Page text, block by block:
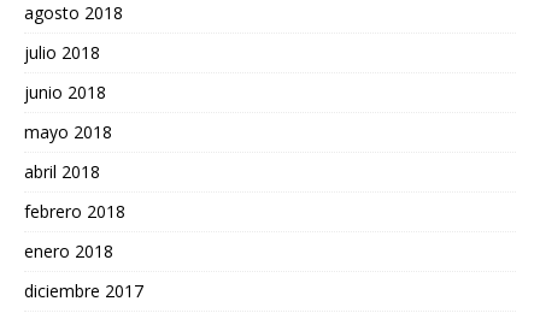
agosto 2018
julio 2018
junio 2018
mayo 2018
abril 2018
febrero 2018
enero 2018
diciembre 2017